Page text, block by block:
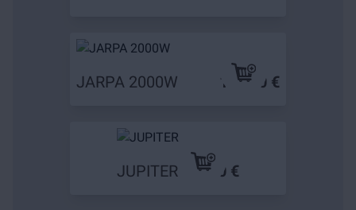
JARPA 2000W 139,90 €
JUPITER 79,90 €